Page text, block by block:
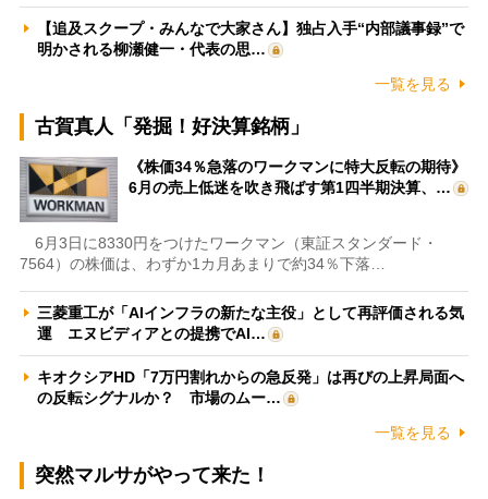
【追及スクープ・みんなで大家さん】独占入手“内部議事録”で
明かされる柳瀬健一・代表の思…
一覧を見る
古賀真人「発掘！好決算銘柄」
《株価34％急落のワークマンに特大反転の期待》
6月の売上低迷を吹き飛ばす第1四半期決算、…
6月3日に8330円をつけたワークマン（東証スタンダード・
7564）の株価は、わずか1カ月あまりで約34％下落…
三菱重工が「AIインフラの新たな主役」として再評価される気
運 エヌビディアとの提携でAI…
キオクシアHD「7万円割れからの急反発」は再びの上昇局面へ
の反転シグナルか？ 市場のムー…
一覧を見る
突然マルサがやって来た！